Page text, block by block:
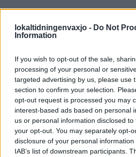
lokaltidningenvaxjo - Do Not
Information
If you wish to opt-out of the sale,
processing of your personal or
targeted advertising by us, please use
section to confirm your selection.
opt-out request is processed you may
interest-based ads based on personal
us or personal information disclosed
your opt-out. You may separately opt-
disclosure of your personal
IAB’s list of downstream participants.